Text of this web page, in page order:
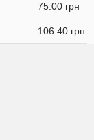
75.00 грн
106.40 грн